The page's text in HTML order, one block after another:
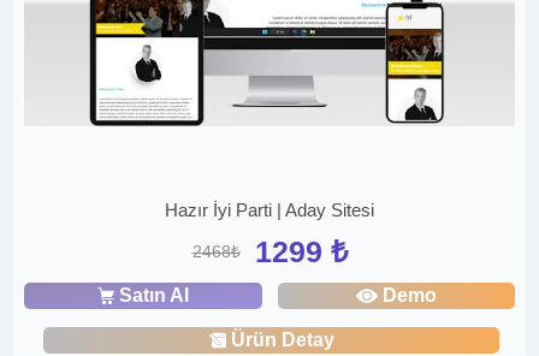
Hazır İyi Parti | Aday Sitesi
2468₺ 1299 ₺
Satın Al Demo
Ürün Detay